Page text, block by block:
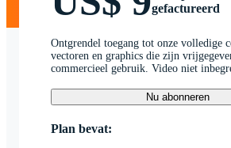
gefactureerd
Ontgrendel toegang tot onze volledige
vectoren en graphics die zijn
commercieel gebruik. Video niet
Nu abonneren
Plan bevat: